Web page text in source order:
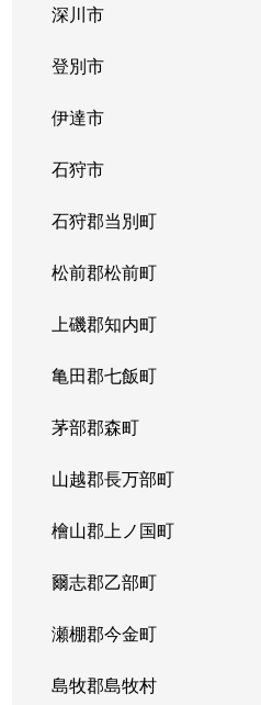
深川市
登別市
伊達市
石狩市
石狩郡当別町
松前郡松前町
上磯郡知内町
亀田郡七飯町
茅部郡森町
山越郡長万部町
檜山郡上ノ国町
爾志郡乙部町
瀬棚郡今金町
島牧郡島牧村